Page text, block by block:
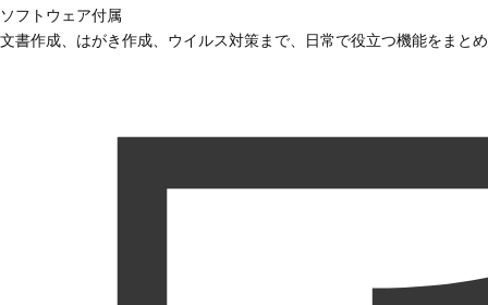
ソフトウェア付属
文書作成、はがき作成、ウイルス対策まで、日常で役立つ機能をまと